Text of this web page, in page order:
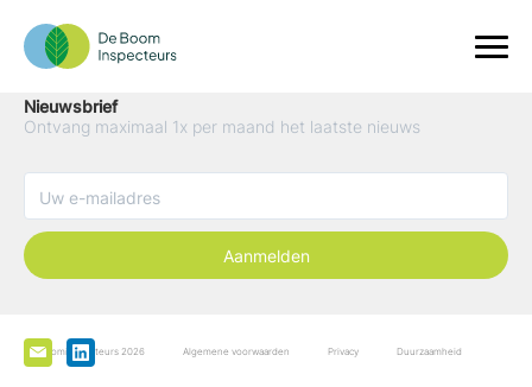
Nieuwsbrief
Ontvang maximaal 1x per maand het laatste nieuws
Aanmelden
De Boominspecteurs 2026 Algemene voorwaarden Privacy Duurzaamheid